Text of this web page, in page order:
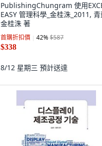
PublishingChungram 使用
EASY 管理科學_金桂洙_2011,
金桂洙 著
首購折扣價 42%$587
$338
8/12 星期三 預計送達